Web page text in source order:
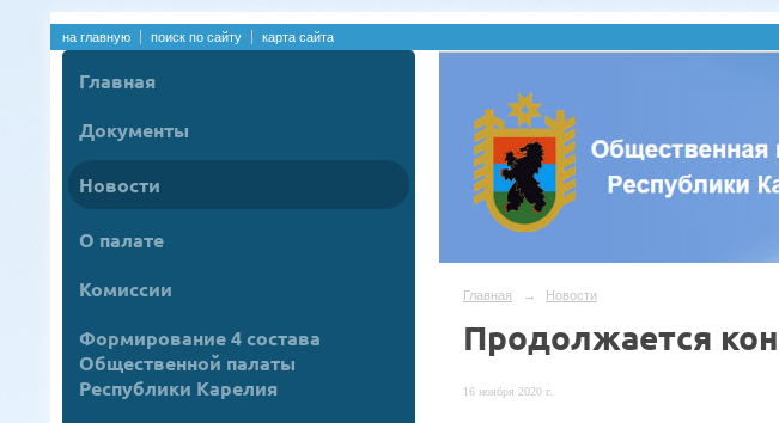
на главную поиск по сайту карта сайта
Главная
Документы
Новости
О палате
Комиссии
Формирование 4 состава
Общественной палаты
Республики Карелия
Главная → Новости
Продолжается
16 ноября 2020 г.